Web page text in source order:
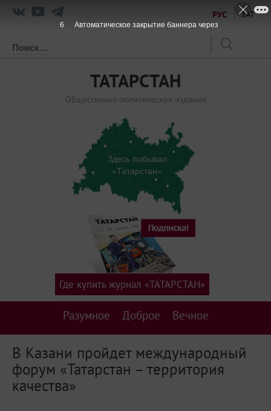
РУС ТАТ
ТАТАРСТАН
Общественно-политическое издание
Здесь побывал
«Татарстан»
Разумное Доброе Вечное
Где купить журнал «ТАТАРСТАН»
В Казани пройдет международный
форум «Татарстан – территория
качества»
6 Автоматическое закрытие баннера через